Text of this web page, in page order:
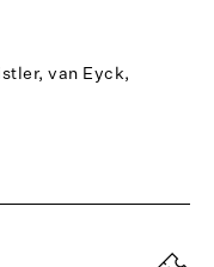
van Eyck,